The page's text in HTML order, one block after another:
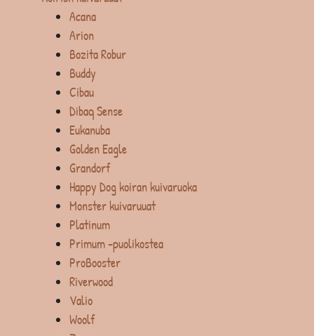
Acana
Arion
Bozita Robur
Buddy
Cibau
Dibaq Sense
Eukanuba
Golden Eagle
Grandorf
Happy Dog koiran kuivaruoka
Monster kuivaruuat
Platinum
Primum -puolikostea
ProBooster
Riverwood
Valio
Woolf